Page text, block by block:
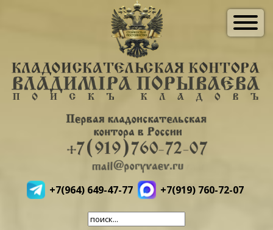
+7(964) 649-47-77 +7(919) 760-72-07